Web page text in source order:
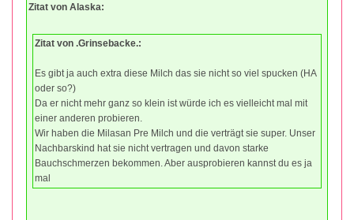
Zitat von Alaska:
Zitat von .Grinsebacke.:
Es gibt ja auch extra diese Milch das sie nicht so viel spucken (HA
oder so?)
Da er nicht mehr ganz so klein ist würde ich es vielleicht mal mit
einer anderen probieren.
Wir haben die Milasan Pre Milch und die verträgt sie super. Unser
Nachbarskind hat sie nicht vertragen und davon starke
Bauchschmerzen bekommen. Aber ausprobieren kannst du es ja
mal